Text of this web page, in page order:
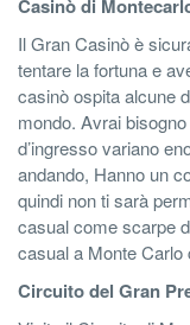
Casinò di
Il Gran Casinò è
tentare la fortuna e
casinò ospita alcune
mondo. Avrai
d’ingresso variano
andando, Hanno un
quindi non ti sarà
casual come scarpe
casual a Monte
Circuito del Gran